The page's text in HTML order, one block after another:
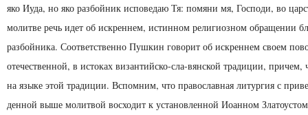
яко Иуда, но яко разбойник исповедаю Тя: помяни мя, Господи, во
молитве речь идет об искреннем, истинном религиозном обращении
разбойника. Соответственно Пушкин говорит об искреннем своем
отечественной, в истоках византийско-сла-вянской традиции, причем,
на языке этой традиции. Вспомним, что православная литургия с
денной выше молитвой восходит к установленной Иоанном